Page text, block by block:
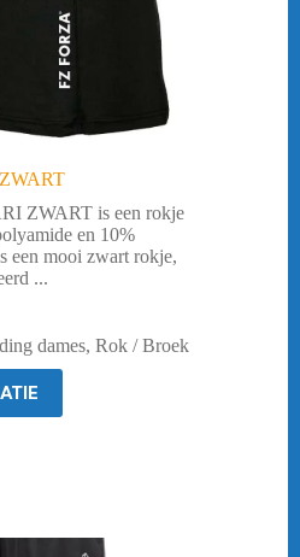
ZWART is een rokje
en 10%
een mooi zwart rokje,
...
dames, Rok / Broek